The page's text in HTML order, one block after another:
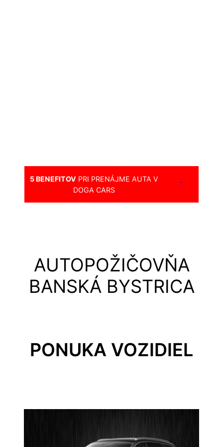
5 BENEFITOV PRI PRENÁJME AUTA V
DOGA CARS
AUTOPOŽIČOVŇA
BANSKÁ BYSTRICA
PONUKA VOZIDIEL